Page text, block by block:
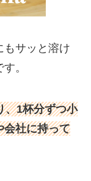
もサッと溶け
。
、1杯分ずつ小
会社に持って